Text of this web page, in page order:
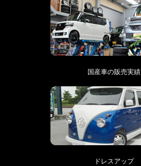
国産車の販売実績
ドレスアップ